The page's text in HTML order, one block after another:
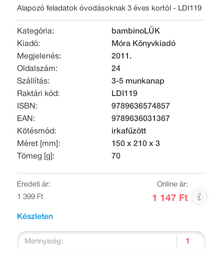
Alapozó feladatok óvodásoknak 3 éves kortól - LDI119
Kategória:
bambinoLÜK
Kiadó:
Móra Könyvkiadó
Megjelenés:
2011.
Oldalszám:
24
Szállítás:
3-5 munkanap
Raktári kód:
LDI119
ISBN:
9789636574857
EAN:
9789636031367
Kötésmód:
irkafűzött
Méret [mm]:
150 x 210 x 3
Tömeg [g]:
70
Eredeti ár:
1 399 Ft
Online ár:
1 147 Ft
Készleten
Mennyiség: